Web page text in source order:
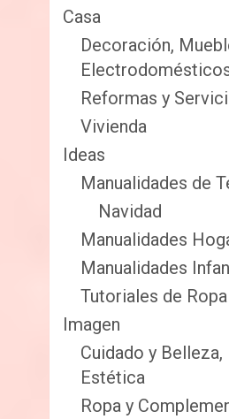
Casa
Decoración,
Reformas y
Vivienda
Ideas
Manualidades de
Navidad
Manualidades
Manualidades
Tutoriales de Ropa
Imagen
Cuidado y
Estética
Ropa y